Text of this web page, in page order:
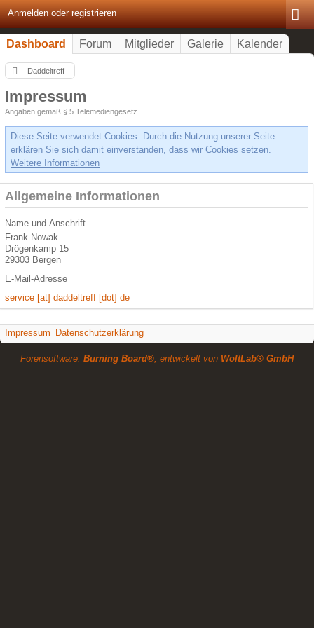
Anmelden oder registrieren
Dashboard Forum Mitglieder Galerie Kalender
Daddeltreff
Impressum
Angaben gemäß § 5 Telemediengesetz
Diese Seite verwendet Cookies. Durch die Nutzung unserer Seite
erklären Sie sich damit einverstanden, dass wir Cookies setzen.
Weitere Informationen
Allgemeine Informationen
Name und Anschrift
Frank Nowak
Drögenkamp 15
29303 Bergen
E-Mail-Adresse
service [at] daddeltreff [dot] de
Impressum Datenschutzerklärung
Forensoftware: Burning Board®, entwickelt von WoltLab® GmbH